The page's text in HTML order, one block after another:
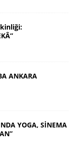
ANKARA
YOGA, SİNEMA